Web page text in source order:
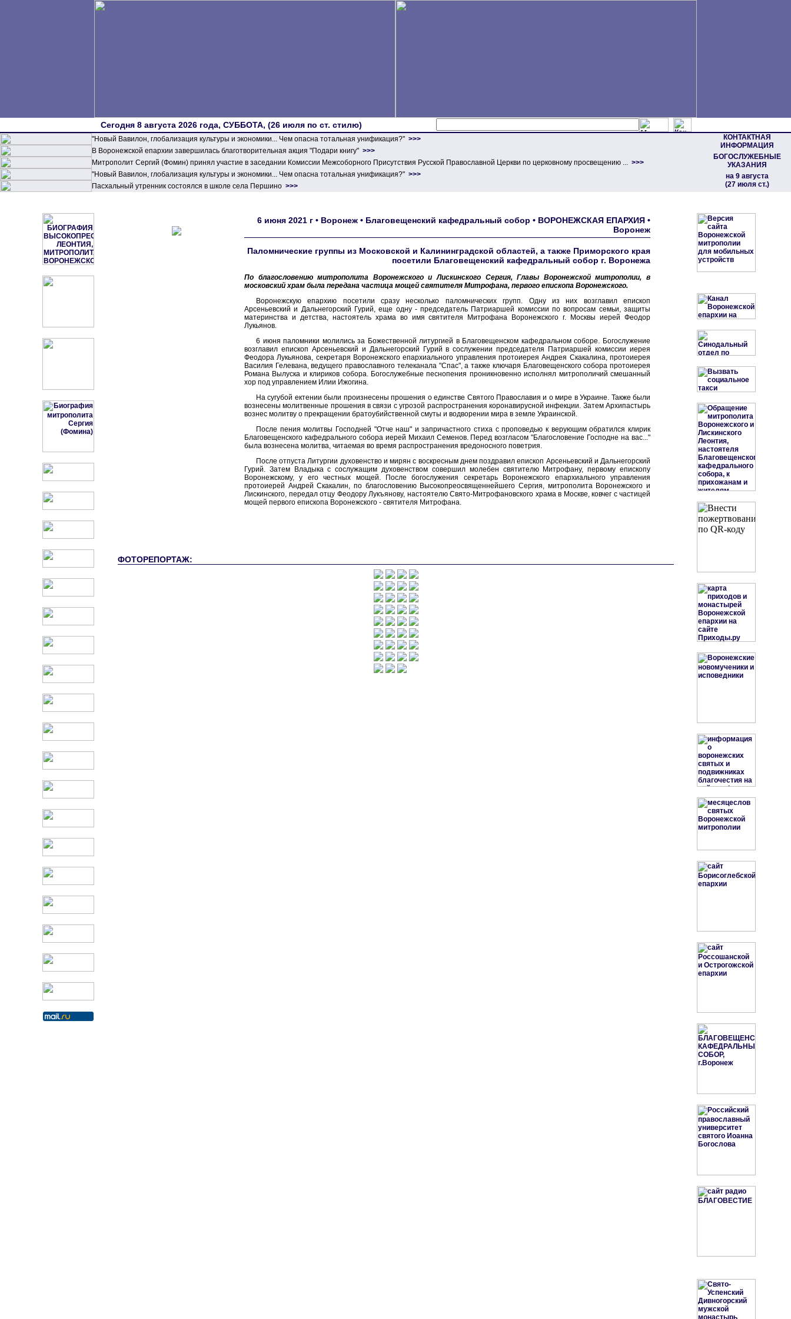
Сегодня 8 августа 2026 года, СУББОТА, (26 июля по ст. стилю)
"Новый Вавилон, глобализация культуры и экономики... Чем опасна тотальная унификация?" >>>
КОНТАКТНАЯ
ИНФОРМАЦИЯ
БОГОСЛУЖЕБНЫЕ
УКАЗАНИЯ
на 9 августа
(27 июля ст.)
В Воронежской епархии завершилась благотворительная акция "Подари книгу" >>>
Митрополит Сергий (Фомин) принял участие в заседании Комиссии Межсоборного Присутствия Русской Православной Церкви по церковному просвещению ... >>>
"Новый Вавилон, глобализация культуры и экономики... Чем опасна тотальная унификация?" >>>
Пасхальный утренник состоялся в школе села Першино >>>
6 июня 2021 г • Воронеж • Благовещенский кафедральный собор • ВОРОНЕЖСКАЯ ЕПАРХИЯ •
Воронеж
Паломнические группы из Московской и Калининградской областей, а также Приморского края
посетили Благовещенский кафедральный собор г. Воронежа
По благословению митрополита Воронежского и Лискинского Сергия, Главы Воронежской митрополии, в
московский храм была передана частица мощей святителя Митрофана, первого епископа Воронежского.
Воронежскую епархию посетили сразу несколько паломнических групп. Одну из них возглавил епископ
Арсеньевский и Дальнегорский Гурий, еще одну - председатель Патриаршей комиссии по вопросам семьи, защиты
материнства и детства, настоятель храма во имя святителя Митрофана Воронежского г. Москвы иерей Феодор
Лукьянов.
6 июня паломники молились за Божественной литургией в Благовещенском кафедральном соборе. Богослужение
возглавил епископ Арсеньевский и Дальнегорский Гурий в сослужении председателя Патриаршей комиссии иерея
Феодора Лукьянова, секретаря Воронежского епархиального управления протоиерея Андрея Скакалина, протоиерея
Василия Гелевана, ведущего православного телеканала "Спас", а также ключаря Благовещенского собора протоиерея
Романа Вылуска и клириков собора. Богослужебные песнопения проникновенно исполнял митрополичий смешанный
хор под управлением Илии Ижогина.
На сугубой ектении были произнесены прошения о единстве Святого Православия и о мире в Украине. Также были
вознесены молитвенные прошения в связи с угрозой распространения коронавирусной инфекции. Затем Архипастырь
вознес молитву о прекращении братоубийственной смуты и водворении мира в земле Украинской.
После пения молитвы Господней "Отче наш" и запричастного стиха с проповедью к верующим обратился клирик
Благовещенского кафедрального собора иерей Михаил Семенов. Перед возгласом "Благословение Господне на вас..."
была вознесена молитва, читаемая во время распространения вредоносного поветрия.
После отпуста Литургии духовенство и мирян с воскресным днем поздравил епископ Арсеньевский и Дальнегорский
Гурий. Затем Владыка с сослужащим духовенством совершил молебен святителю Митрофану, первому епископу
Воронежскому, у его честных мощей. После богослужения секретарь Воронежского епархиального управления
протоиерей Андрей Скакалин, по благословению Высокопреосвященнейшего Сергия, митрополита Воронежского и
Лискинского, передал отцу Феодору Лукъянову, настоятелю Свято-Митрофановского храма в Москве, ковчег с частицей
мощей первого епископа Воронежского - святителя Митрофана.
ФОТОРЕПОРТАЖ: